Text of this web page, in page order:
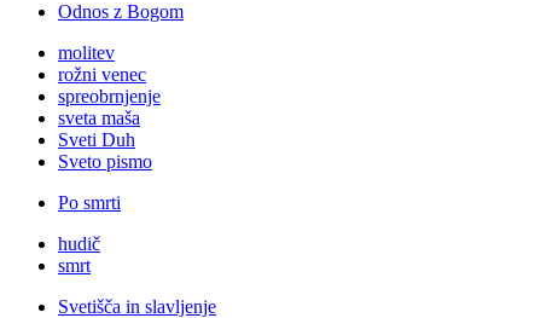
Odnos z Bogom
molitev
rožni venec
spreobrnjenje
sveta maša
Sveti Duh
Sveto pismo
Po smrti
hudič
smrt
Svetišča in slavljenje